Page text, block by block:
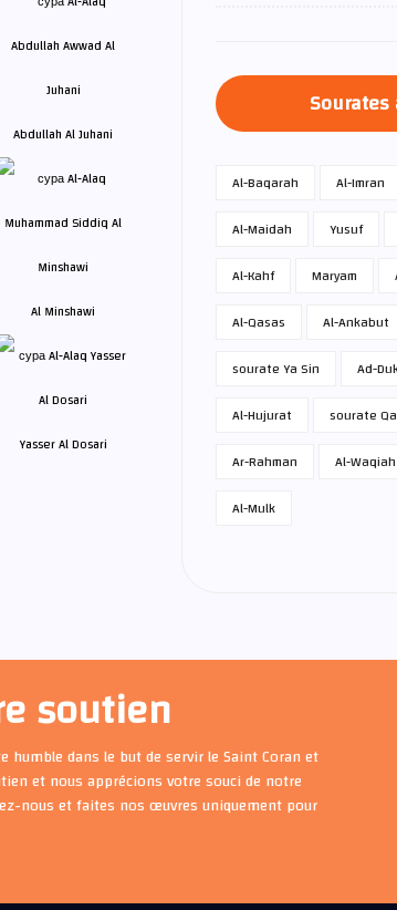
Abdullah Al Juhani
Al Minshawi
Yasser Al Dosari
Al-Baqarah Al-Imran
Al-Maidah
Yusuf
Al-Kahf
Maryam
Al-Qasas
Al-Ankabut
sourate Ya Sin
Ad-
Al-Hujurat
sourate
Ar-Rahman
Al-Waqiah
Al-Mulk
soutien
humble dans le but de servir le Saint Coran et
et nous apprécions votre souci de notre
nous et faites nos œuvres uniquement pour